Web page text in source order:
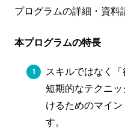
プログラムの詳細・資料
本プログラムの特長
スキルではなく
短期的なテクニ
けるためのマイ
す。